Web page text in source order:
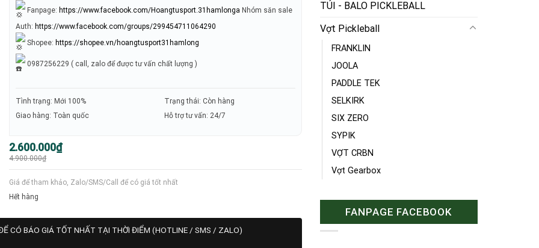
Fanpage: https://www.facebook.com/Hoangtusport.31hamlonga Nhóm săn sale
Auth: https://www.facebook.com/groups/299454711064290
Shopee: https://shopee.vn/hoangtusport31hamlong
0987256229 ( call, zalo để được tư vấn chất lượng )
Tình trạng: Mới 100%
Giao hàng: Toàn quốc
Trạng thái: Còn hàng
Hỗ trợ tư vấn: 24/7
4.900.000₫
Giá
gốc
là:
2.600.000₫
Giá
hiện
tại
Giá để tham khảo, Zalo/SMS/Call để có giá tốt nhất
Hết hàng
CÓ BÁO GIÁ TỐT NHẤT TẠI THỜI ĐIỂM (HOTLINE / SMS / ZALO)
TÚI - BALO PICKLEBALL
Vợt Pickleball
FRANKLIN
JOOLA
PADDLE TEK
SELKIRK
SIX ZERO
SYPIK
VỢT CRBN
Vợt Gearbox
FANPAGE FACEBOOK